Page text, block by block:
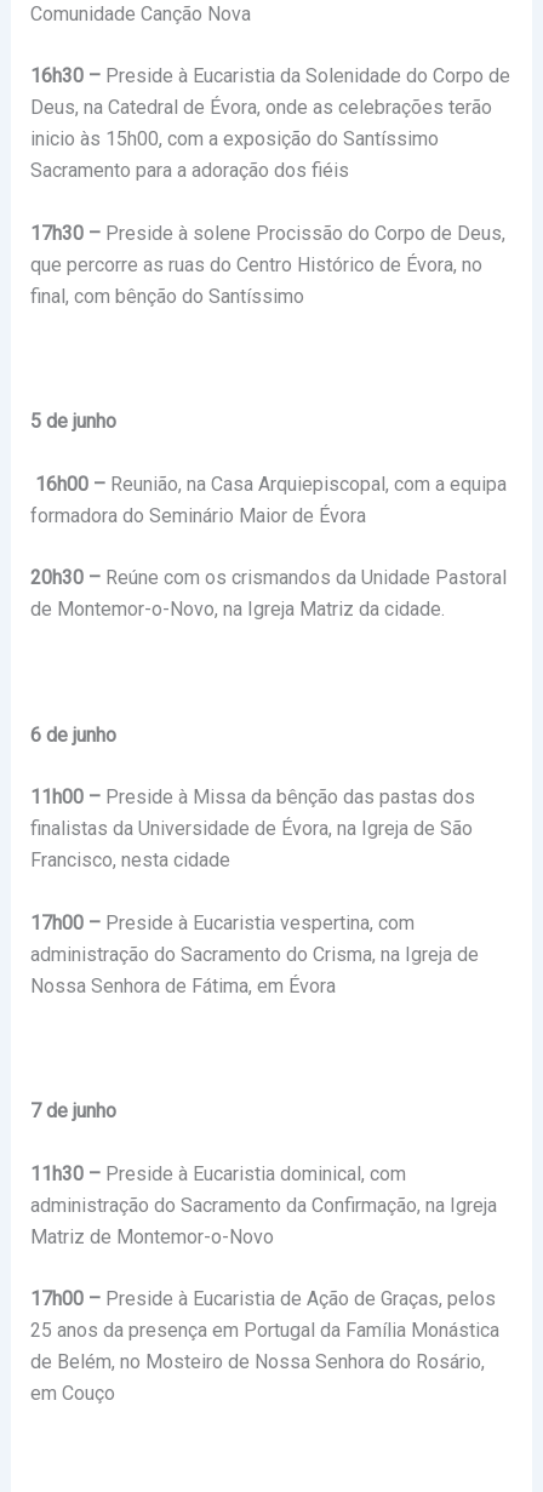
Comunidade Canção Nova
16h30 –Preside à Eucaristia da Solenidade do Corpo de
Deus, na Catedral de Évora, onde as celebrações terão
inicio às 15h00, com a exposição do Santíssimo
Sacramento para a adoração dos fiéis
17h30 –Preside à solene Procissão do Corpo de Deus,
que percorre as ruas do Centro Histórico de Évora, no
final, com bênção do Santíssimo
5 de junho
16h00 –Reunião, na Casa Arquiepiscopal, com a equipa
formadora do Seminário Maior de Évora
20h30 –Reúne com os crismandos da Unidade Pastoral
de Montemor-o-Novo, na Igreja Matriz da cidade.
6 de junho
11h00 –Preside à Missa da bênção das pastas dos
finalistas da Universidade de Évora, na Igreja de São
Francisco, nesta cidade
17h00 –Preside à Eucaristia vespertina, com
administração do Sacramento do Crisma, na Igreja de
Nossa Senhora de Fátima, em Évora
7 de junho
11h30 –Preside à Eucaristia dominical, com
administração do Sacramento da Confirmação, na Igreja
Matriz de Montemor-o-Novo
17h00 –Preside à Eucaristia de Ação de Graças, pelos
25 anos da presença em Portugal da Família Monástica
de Belém, no Mosteiro de Nossa Senhora do Rosário,
em Couço